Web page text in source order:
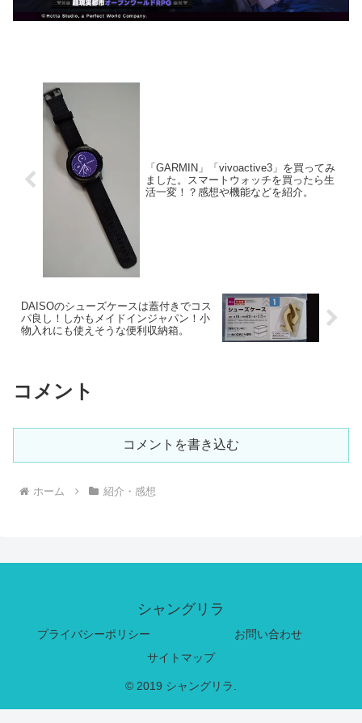
「GARMIN」「vivoactive3」を買ってみ
ました。スマートウォッチを買ったら生
活一変！？感想や機能などを紹介。
DAISOのシューズケースは蓋付きでコス
パ良し！しかもメイドインジャパン！小
物入れにも使えそうな便利収納箱。
コメント
コメントを書き込む
ホーム 紹介・感想
シャングリラ
プライバシーポリシー
お問い合わせ
サイトマップ
© 2019 シャングリラ.